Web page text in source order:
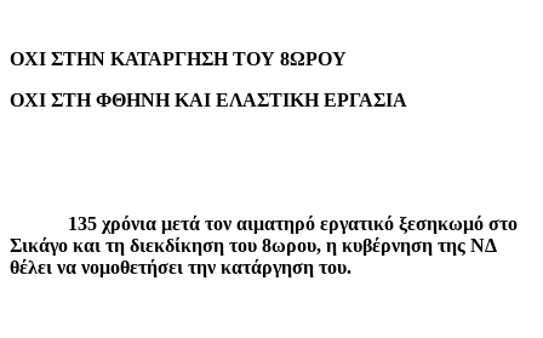
ΟΧΙ ΣΤΗΝ ΚΑΤΑΡΓΗΣΗ ΤΟΥ 8ΩΡΟΥ
ΟΧΙ ΣΤΗ ΦΘΗΝΗ ΚΑΙ ΕΛΑΣΤΙΚΗ ΕΡΓΑΣΙΑ
135 χρόνια μετά τον αιματηρό εργατικό ξεσηκωμό στο
Σικάγο και τη διεκδίκηση του 8ωρου, η κυβέρνηση της ΝΔ
θέλει να νομοθετήσει την κατάργηση του.